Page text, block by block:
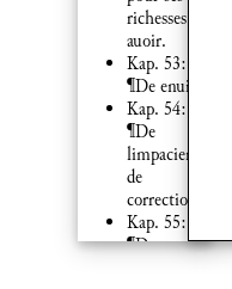
richesses et
auoir.
Kap. 53:
¶De enuie.
Kap. 54:
¶De
limpacience
de
correction.
Kap. 55:
¶Des